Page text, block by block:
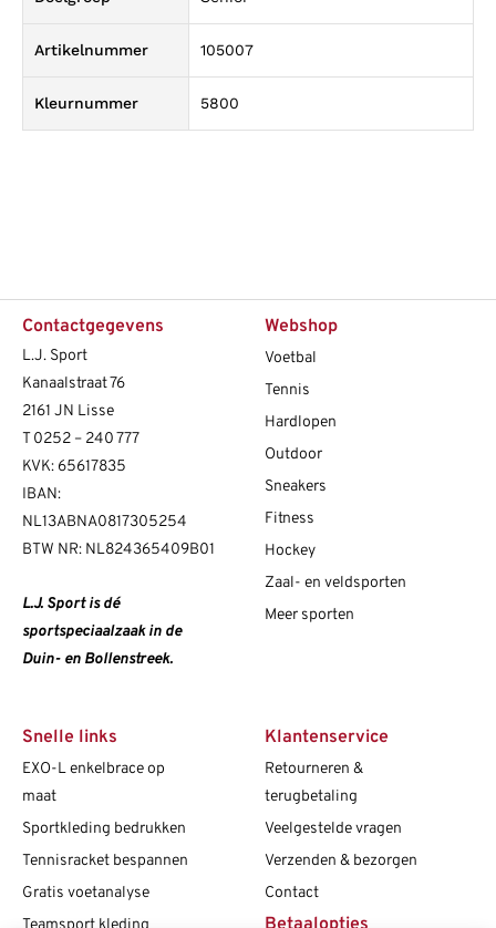
Artikelnummer 105007
Kleurnummer 5800
Contactgegevens
L.J. Sport
Kanaalstraat 76
2161 JN Lisse
T 0252 – 240 777
KVK: 65617835
IBAN:
NL13ABNA0817305254
BTW NR: NL824365409B01
L.J. Sport is dé
sportspeciaalzaak in de
Duin- en Bollenstreek.
Webshop
Voetbal
Tennis
Hardlopen
Outdoor
Sneakers
Fitness
Hockey
Zaal- en veldsporten
Meer sporten
Snelle links
EXO-L enkelbrace op
maat
Sportkleding bedrukken
Tennisracket bespannen
Gratis voetanalyse
Klantenservice
Retourneren &
terugbetaling
Veelgestelde vragen
Verzenden & bezorgen
Contact